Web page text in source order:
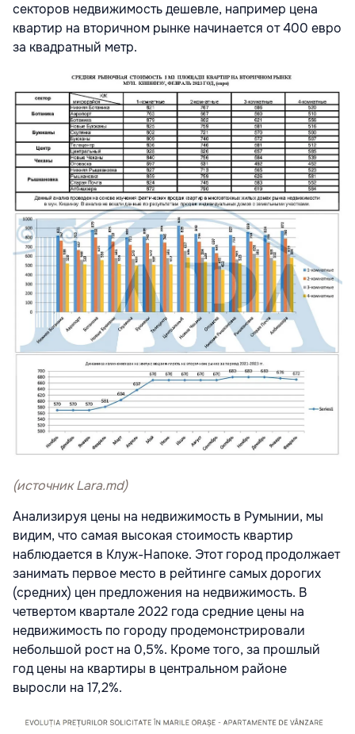
секторов недвижимость дешевле, например цена
квартир на вторичном рынке начинается от 400 евро
за квадратный метр.
(источник Lara.md)
Анализируя цены на недвижимость в Румынии, мы
видим, что самая высокая стоимость квартир
наблюдается в Клуж-Напоке. Этот город продолжает
занимать первое место в рейтинге самых дорогих
(средних) цен предложения на недвижимость. В
четвертом квартале 2022 года средние цены на
недвижимость по городу продемонстрировали
небольшой рост на 0,5%. Кроме того, за прошлый
год цены на квартиры в центральном районе
выросли на 17,2%.